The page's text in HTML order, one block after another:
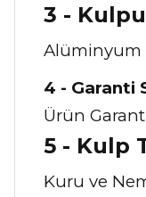
3 -
Alüminyum
4 - Garanti
Ürün
5 - Kulp
Kuru ve